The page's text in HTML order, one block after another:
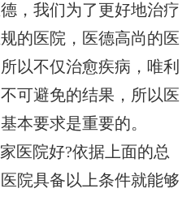
，我们为了更好地治疗
的医院，医德高尚的医
以不仅治愈疾病，唯利
可避免的结果，所以医
本要求是重要的。
医院好?依据上面的总
院具备以上条件就能够